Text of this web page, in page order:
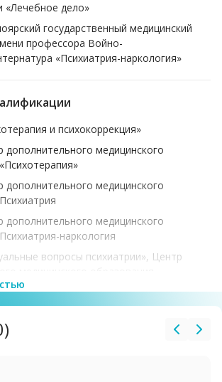
«Лечебное дело»
государственный медицинский
профессора Войно-
«Психиатрия-наркология»
и психокоррекция»
дополнительного медицинского
дополнительного медицинского
дополнительного медицинского
наркология
вопросы психиатрии», Центр
ООО ЦСО «Проф-Ресурс»